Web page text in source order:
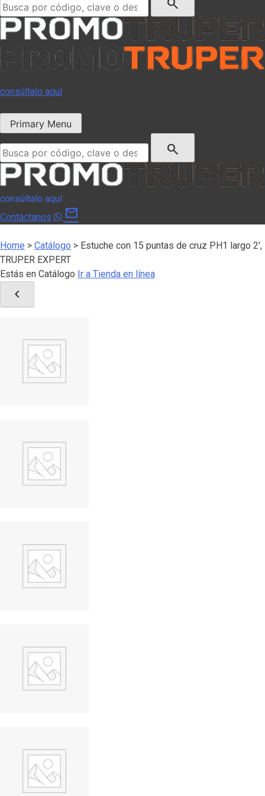
consúltalo aquí
Primary Menu
search
consúltalo aquí
Contáctanos
mail
Home > Catálogo > Estuche con 15 puntas de cruz PH1 largo 2′,
TRUPER EXPERT
Estás en Catálogo Ir a Tienda en línea
chevron_left